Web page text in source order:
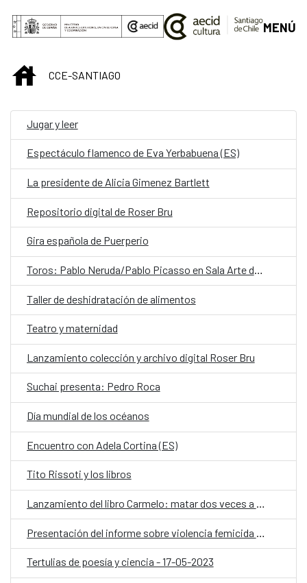
Saltar al contenido principal
MENÚ
INICIOCCE-SANTIAGO
Jugar y leer
Espectáculo flamenco de Eva Yerbabuena (ES)
La presidente de Alicia Gimenez Bartlett
Repositorio digital de Roser Bru
Gira española de Puerperio
Toros: Pablo Neruda/Pablo Picasso en Sala Arte de AIEP
Taller de deshidratación de alimentos
Teatro y maternidad
Lanzamiento colección y archivo digital Roser Bru
Suchai presenta: Pedro Roca
Día mundial de los océanos
Encuentro con Adela Cortina (ES)
Tito Rissoti y los libros
Lanzamiento del libro Carmelo: matar dos veces a un mismo hombre
Tertulias de poesía y ciencia - 17-05-2023